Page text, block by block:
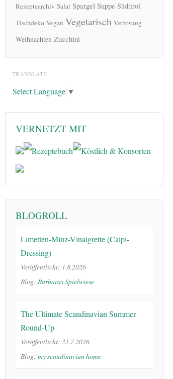
Rezeptearchiv Salat Spargel Suppe Südtirol
Tischdeko Vegan Vegetarisch Verlosung
Weihnachten Zucchini
TRANSLATE
Select Language ▼
VERNETZT MIT
BLOGROLL
Limetten-Minz-Vinaigrette (Caipi-
Dressing)
Veröffentlicht: 1.8.2026
Blog: Barbaras Spielwiese
The Ultimate Scandinavian Summer
Round-Up
Veröffentlicht: 31.7.2026
Blog: my scandinavian home